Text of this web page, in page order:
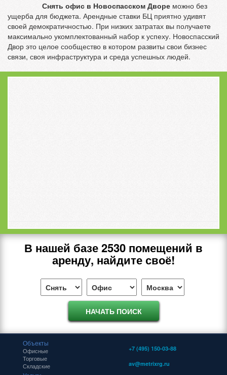
Снять офис в Новоспасском Дворе можно без
ущерба для бюджета. Арендные ставки БЦ приятно удивят
своей демократичностью. При низких затратах вы получаете
максимально укомплектованный набор к успеху. Новоспасский
Двор это целое сообщество в котором развиты свои бизнес
связи, своя инфраструктура и среда успешных людей.
В нашей базе2530 помещений в
аренду, найдите своё!
Объекты
Офисные
Торговые
Складские
+7 (495) 150-03-88
av@metrixrg.ru